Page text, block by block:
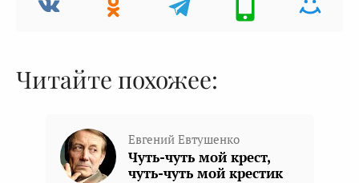
Читайте похожее:
Евгений Евтушенко
Чуть-чуть мой крест,
чуть-чуть мой крестик